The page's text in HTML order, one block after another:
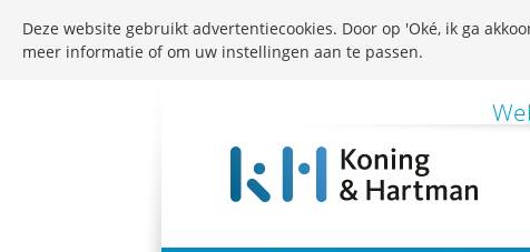
Deze website gebruikt advertentiecookies. Door op 'Oké, ik ga
meer informatie of om uw instellingen aan te passen.